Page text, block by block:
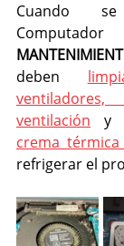
Cuando
Computador
deben
ventilación y
crema
refrigerar el